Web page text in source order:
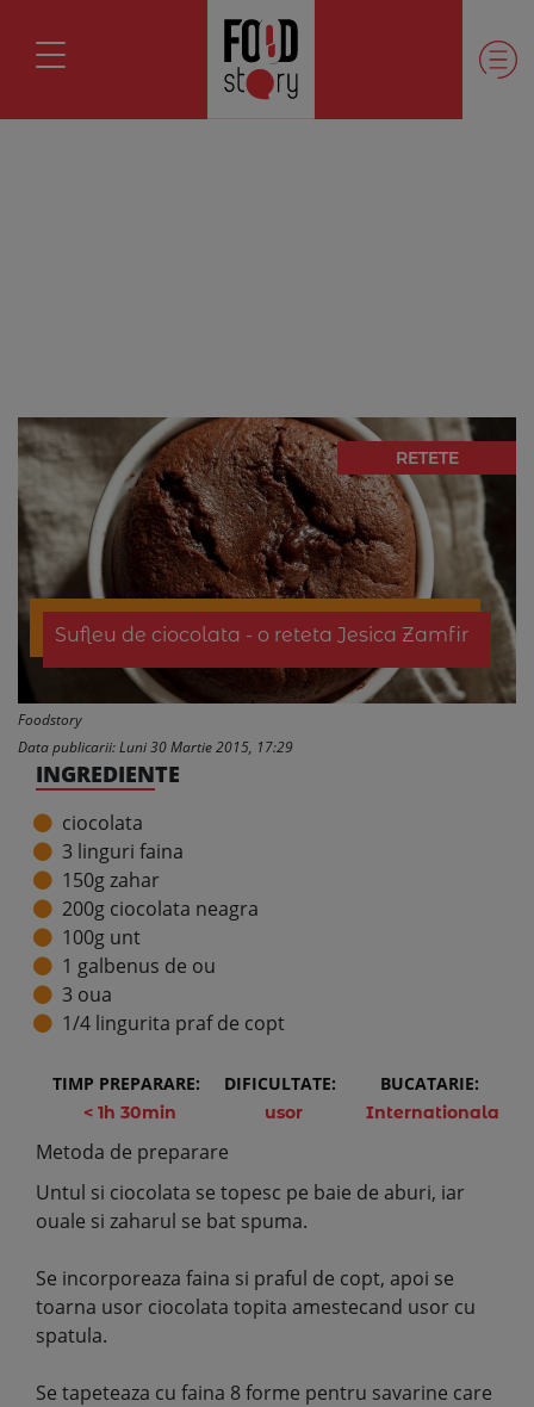
RETETE
Sufleu de ciocolata - o reteta Jesica Zamfir
Foodstory
Data publicarii: Luni 30 Martie 2015, 17:29
TIMP PREPARARE:
< 1h 30min
DIFICULTATE:
usor
BUCATARIE:
Internationala
Metoda de preparare
Untul si ciocolata se topesc pe baie de aburi, iar
ouale si zaharul se bat spuma.
Se incorporeaza faina si praful de copt, apoi se
toarna usor ciocolata topita amestecand usor cu
spatula.
Se tapeteaza cu faina 8 forme pentru savarine care
INGREDIENTE
ciocolata
3 linguri faina
150g zahar
200g ciocolata neagra
100g unt
1 galbenus de ou
3 oua
1/4 lingurita praf de copt